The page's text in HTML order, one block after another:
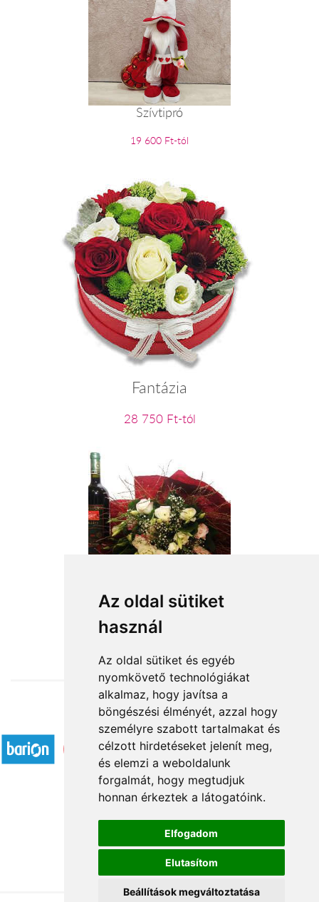
Az oldal sütiket
használ
Az oldal sütiket és egyéb
nyomkövető technológiákat
alkalmaz, hogy javítsa a
böngészési élményét, azzal hogy
személyre szabott tartalmakat és
célzott hirdetéseket jelenít meg,
és elemzi a weboldalunk
forgalmát, hogy megtudjuk
honnan érkeztek a látogatóink.
Elfogadom
Elutasítom
Beállítások megváltoztatása
Szívtipró
19 600 Ft-tól
Fantázia
28 750 Ft-tól
Egészségedre
22 800 Ft-tól
Elfogadott fizetési módok
Á.SZ.F.
Impresszum
Adatkezelési tájékoztató